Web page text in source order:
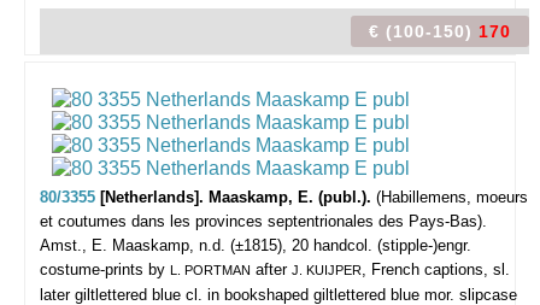
€ (100-150) 170
80/3355 [Netherlands]. Maaskamp, E. (publ.). (Habillemens, moeurs
et coutumes dans les provinces septentrionales des Pays-Bas).
Amst., E. Maaskamp, n.d. (±1815), 20 handcol. (stipple-)engr.
costume-prints by L. PORTMAN after J. KUIJPER, French captions, sl.
later giltlettered blue cl. in bookshaped giltlettered blue mor. slipcase